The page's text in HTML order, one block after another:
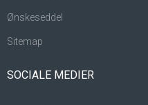
Ønskeseddel
Sitemap
SOCIALE MEDIER